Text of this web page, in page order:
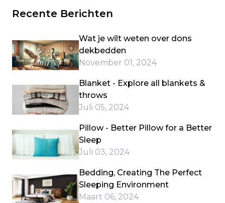
Recente Berichten
Wat je wilt weten over dons
dekbedden
November 01, 2024
Blanket - Explore all blankets &
throws
Juli 05, 2024
Pillow - Better Pillow for a Better
Sleep
Juli 03, 2024
Bedding, Creating The Perfect
Sleeping Environment
Maart 06, 2024